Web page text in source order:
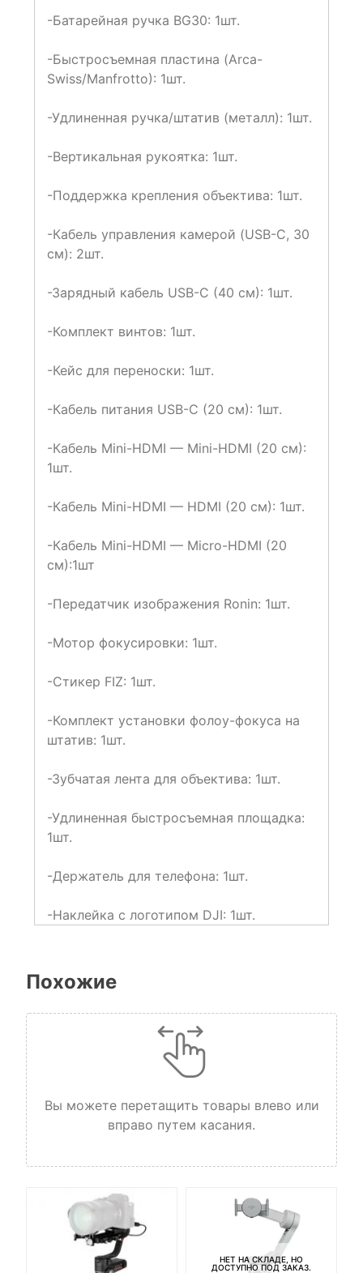
-Батарейная ручка BG30: 1шт.
-Быстросъемная пластина (Arca-
Swiss/Manfrotto): 1шт.
-Удлиненная ручка/штатив (металл): 1шт.
-Вертикальная рукоятка: 1шт.
-Поддержка крепления объектива: 1шт.
-Кабель управления камерой (USB-C, 30
см): 2шт.
-Зарядный кабель USB-C (40 см): 1шт.
-Комплект винтов: 1шт.
-Кейс для переноски: 1шт.
-Кабель питания USB-C (20 см): 1шт.
-Кабель Mini-HDMI — Mini-HDMI (20 см):
1шт.
-Кабель Mini-HDMI — HDMI (20 см): 1шт.
-Кабель Mini-HDMI — Micro-HDMI (20
см):1шт
-Передатчик изображения Ronin: 1шт.
-Мотор фокусировки: 1шт.
-Стикер FIZ: 1шт.
-Комплект установки фолоу-фокуса на
штатив: 1шт.
-Зубчатая лента для объектива: 1шт.
-Удлиненная быстросъемная площадка:
1шт.
-Держатель для телефона: 1шт.
-Наклейка с логотипом DJI: 1шт.
Похожие
Вы можете перетащить товары влево или
вправо путем касания.
НЕТ НА СКЛАДЕ, НО
ДОСТУПНО ПОД ЗАКАЗ.